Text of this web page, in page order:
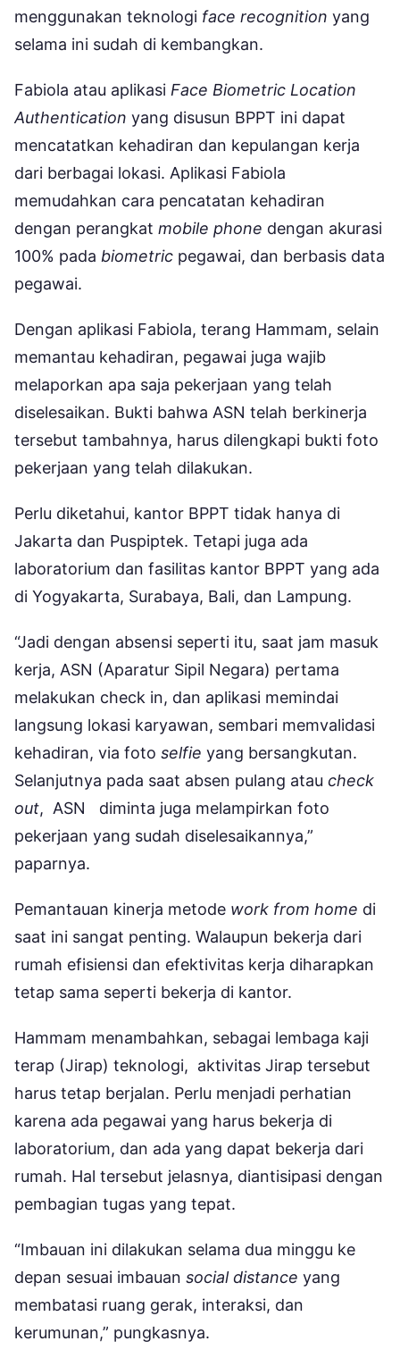
menggunakan teknologi face recognition yang
selama ini sudah di kembangkan.
Fabiola atau aplikasi Face Biometric Location
Authentication yang disusun BPPT ini dapat
mencatatkan kehadiran dan kepulangan kerja
dari berbagai lokasi. Aplikasi Fabiola
memudahkan cara pencatatan kehadiran
dengan perangkat mobile phone dengan akurasi
100% pada biometric pegawai, dan berbasis data
pegawai.
Dengan aplikasi Fabiola, terang Hammam, selain
memantau kehadiran, pegawai juga wajib
melaporkan apa saja pekerjaan yang telah
diselesaikan. Bukti bahwa ASN telah berkinerja
tersebut tambahnya, harus dilengkapi bukti foto
pekerjaan yang telah dilakukan.
Perlu diketahui, kantor BPPT tidak hanya di
Jakarta dan Puspiptek. Tetapi juga ada
laboratorium dan fasilitas kantor BPPT yang ada
di Yogyakarta, Surabaya, Bali, dan Lampung.
“Jadi dengan absensi seperti itu, saat jam masuk
kerja, ASN (Aparatur Sipil Negara) pertama
melakukan check in, dan aplikasi memindai
langsung lokasi karyawan, sembari memvalidasi
kehadiran, via foto selfie yang bersangkutan.
Selanjutnya pada saat absen pulang atau check
out, ASN diminta juga melampirkan foto
pekerjaan yang sudah diselesaikannya,”
paparnya.
Pemantauan kinerja metode work from home di
saat ini sangat penting. Walaupun bekerja dari
rumah efisiensi dan efektivitas kerja diharapkan
tetap sama seperti bekerja di kantor.
Hammam menambahkan, sebagai lembaga kaji
terap (Jirap) teknologi, aktivitas Jirap tersebut
harus tetap berjalan. Perlu menjadi perhatian
karena ada pegawai yang harus bekerja di
laboratorium, dan ada yang dapat bekerja dari
rumah. Hal tersebut jelasnya, diantisipasi dengan
pembagian tugas yang tepat.
“Imbauan ini dilakukan selama dua minggu ke
depan sesuai imbauan social distance yang
membatasi ruang gerak, interaksi, dan
kerumunan,” pungkasnya.